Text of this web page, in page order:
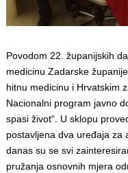
Povodom 22. županijskih
medicinu Zadarske
hitnu medicinu i Hrvatskim
Nacionalni program javno
spasi život“. U sklopu
postavljena dva uređaja za
danas su se svi
pružanja osnovnih mjera